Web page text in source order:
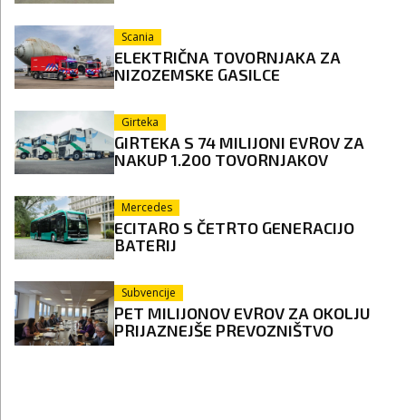
Scania
ELEKTRIČNA TOVORNJAKA ZA
NIZOZEMSKE GASILCE
Girteka
GIRTEKA S 74 MILIJONI EVROV ZA
NAKUP 1.200 TOVORNJAKOV
Mercedes
ECITARO S ČETRTO GENERACIJO
BATERIJ
Subvencije
PET MILIJONOV EVROV ZA OKOLJU
PRIJAZNEJŠE PREVOZNIŠTVO